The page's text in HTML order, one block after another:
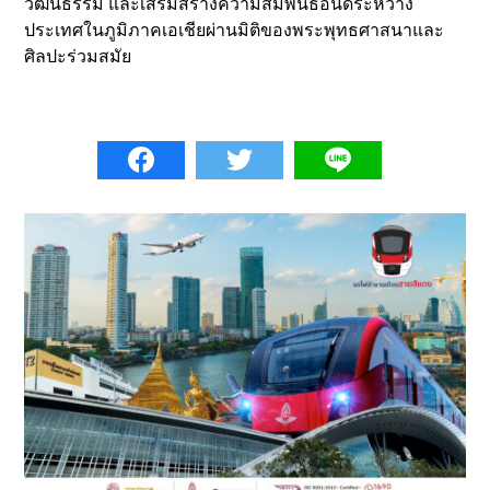
วัฒนธรรม และเสริมสร้างความสัมพันธ์อันดีระหว่าง
ประเทศในภูมิภาคเอเชียผ่านมิติของพระพุทธศาสนาและ
ศิลปะร่วมสมัย